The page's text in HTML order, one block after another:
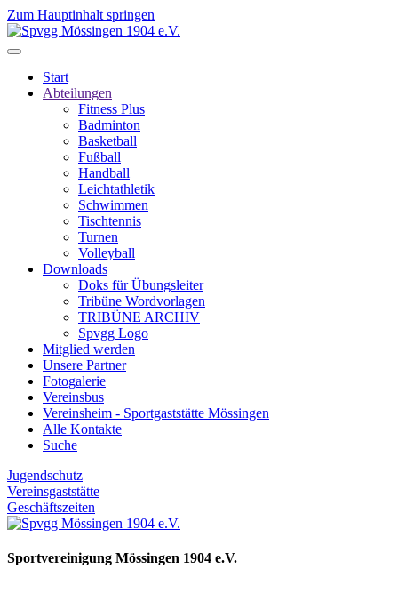
Zum Hauptinhalt springen
Start
Abteilungen
Fitness Plus
Badminton
Basketball
Fußball
Handball
Leichtathletik
Schwimmen
Tischtennis
Turnen
Volleyball
Downloads
Doks für Übungsleiter
Tribüne Wordvorlagen
TRIBÜNE ARCHIV
Spvgg Logo
Mitglied werden
Unsere Partner
Fotogalerie
Vereinsbus
Vereinsheim - Sportgaststätte Mössingen
Alle Kontakte
Suche
Jugendschutz
Vereinsgaststätte
Geschäftszeiten
Sportvereinigung Mössingen 1904 e.V.